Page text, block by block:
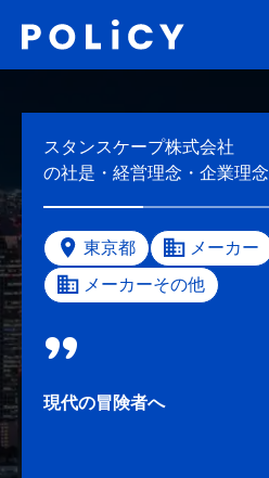
スタンスケープ株式会社
の社是・経営理念・企業理念
東京都
メーカー
メーカーその他
現代の冒険者へ